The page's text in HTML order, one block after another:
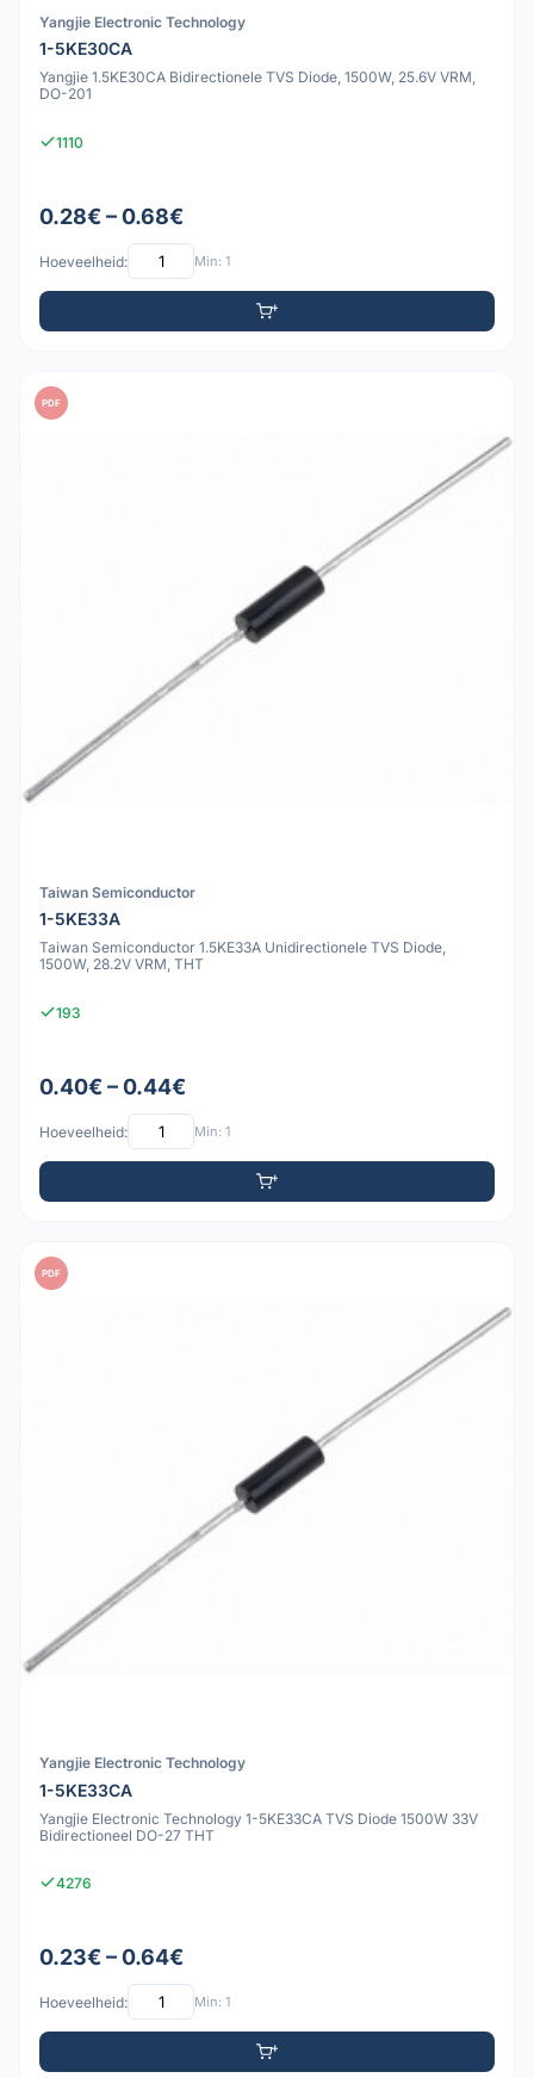
Yangjie Electronic Technology
1-5KE30CA
Yangjie 1.5KE30CA Bidirectionele TVS Diode, 1500W, 25.6V VRM,
DO-201
1110
0.28€ – 0.68€
Hoeveelheid: Min: 1
PDF
Taiwan Semiconductor
1-5KE33A
Taiwan Semiconductor 1.5KE33A Unidirectionele TVS Diode,
1500W, 28.2V VRM, THT
193
0.40€ – 0.44€
Hoeveelheid: Min: 1
PDF
Yangjie Electronic Technology
1-5KE33CA
Yangjie Electronic Technology 1-5KE33CA TVS Diode 1500W 33V
Bidirectioneel DO-27 THT
4276
0.23€ – 0.64€
Hoeveelheid: Min: 1